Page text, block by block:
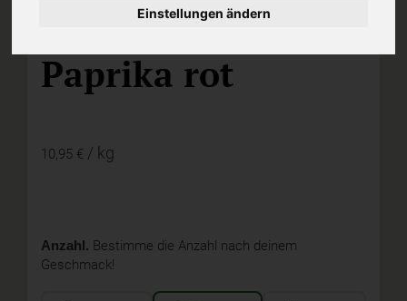
Einstellungen ändern
Paprika rot
10,95 € / kg
Anzahl. Bestimme die Anzahl nach deinem
Geschmack!